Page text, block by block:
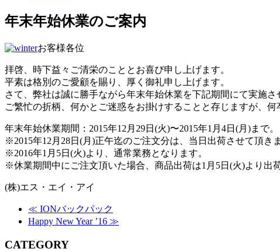
年末年始休業のご案内
お客様各位
拝啓、時下益々ご清栄のこととお喜び申し上げます。
平素は格別のご愛顧を賜り、厚く御礼申し上げます。
さて、弊社は誠に勝手ながら年末年始休業を下記期間にて実施さ
ご繁忙の折柄、何かとご迷惑をお掛けすることと存じますが、
年末年始休業期間：2015年12月29日(火)〜2015年1月4日(月)まで。
※2015年12月28日(月)正午迄のご注文分は、当日出荷させて頂きま
※2016年1月5日(火)より、通常業務となります。
※休業期間中にご注文頂いた場合、商品出荷は1月5日(火)より出
(株)エス・エイ・アイ
≪ IONバックパック
Happy New Year ’16 ≫
CATEGORY